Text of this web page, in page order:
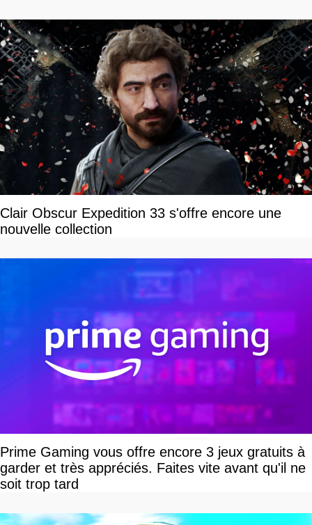
Clair Obscur Expedition 33 s'offre encore une
nouvelle collection
Prime Gaming vous offre encore 3 jeux gratuits à
garder et très appréciés. Faites vite avant qu'il ne
soit trop tard